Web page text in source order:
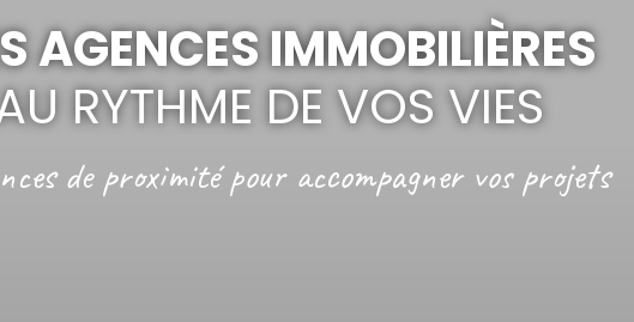
AGENCES IMMOBILIÈRES
RYTHME DE VOS VIES
de proximitépour accompagner vos projets